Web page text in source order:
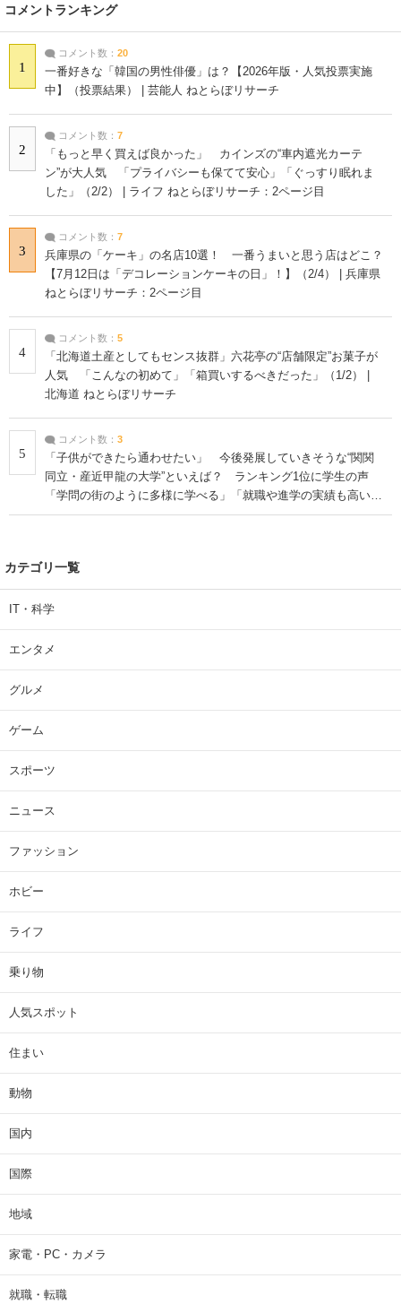
コメントランキング
1
コメント数： 20
一番好きな「韓国の男性俳優」は？【2026年版・人気投票実施
中】（投票結果） | 芸能人 ねとらぼリサーチ
2
コメント数： 7
「もっと早く買えば良かった」 カインズの“車内遮光カーテ
ン”が大人気 「プライバシーも保てて安心」「ぐっすり眠れま
した」（2/2） | ライフ ねとらぼリサーチ：2ページ目
3
コメント数： 7
兵庫県の「ケーキ」の名店10選！ 一番うまいと思う店はどこ？
【7月12日は「デコレーションケーキの日」！】（2/4） | 兵庫県
ねとらぼリサーチ：2ページ目
4
コメント数： 5
「北海道土産としてもセンス抜群」六花亭の“店舗限定”お菓子が
人気 「こんなの初めて」「箱買いするべきだった」（1/2） |
北海道 ねとらぼリサーチ
5
コメント数： 3
「子供ができたら通わせたい」 今後発展していきそうな“関関
同立・産近甲龍の大学”といえば？ ランキング1位に学生の声
「学問の街のように多様に学べる」「就職や進学の実績も高い」
| 大学 ねとらぼリサーチ
カテゴリ一覧
IT・科学
エンタメ
グルメ
ゲーム
スポーツ
ニュース
ファッション
ホビー
ライフ
乗り物
人気スポット
住まい
動物
国内
国際
地域
家電・PC・カメラ
就職・転職